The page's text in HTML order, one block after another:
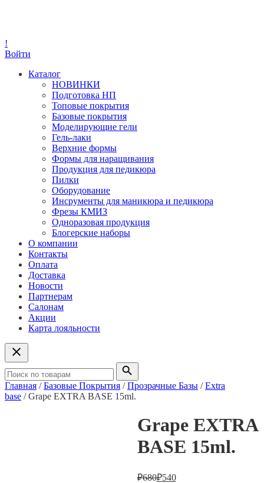
!
Войти
Каталог
НОВИНКИ
Подготовка НП
Топовые покрытия
Базовые покрытия
Моделирующие гели
Гель-лаки
Верхние формы
Формы для наращивания
Продукция для педикюра
Пилки
Оборудование
Инсрументы для маникюра и педикюра
Фрезы КМИЗ
Одноразовая продукция
Блогерские наборы
О компании
Контакты
Оплата
Доставка
Новости
Партнерам
Салонам
Акции
Карта лояльности
Главная /Базовые Покрытия /Прозрачные Базы /Extra
base / Grape EXTRA BASE 15ml.
Grape EXTRA
BASE 15ml.
₽680₽540